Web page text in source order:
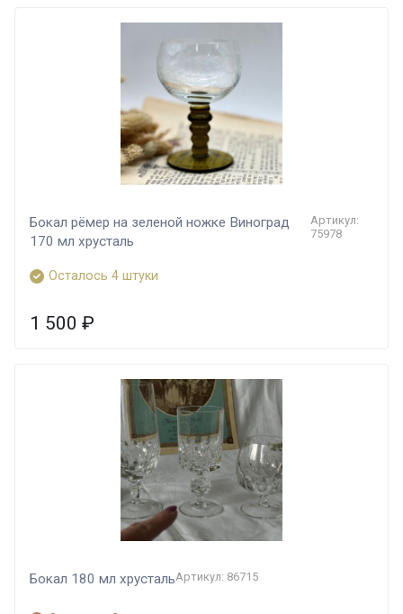
Бокал рёмер на зеленой ножке Виноград
170 мл хрусталь
Артикул:
75978
Осталось 4 штуки
1 500 ₽
Бокал 180 мл хрустальАртикул: 86715